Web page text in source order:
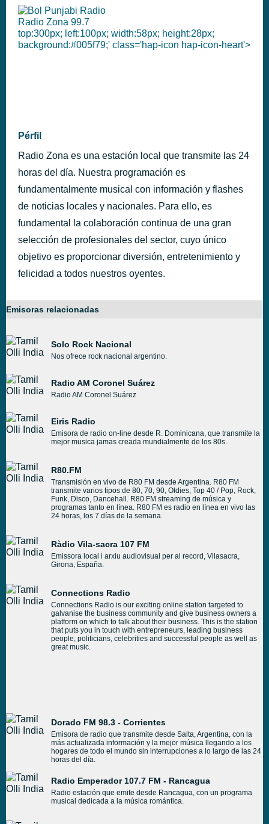
Radio Zona 99.7
top:300px; left:100px; width:58px; height:28px;
background:#005f79;' class='hap-icon hap-icon-heart'>
Pérfil
Radio Zona es una estación local que transmite las 24
horas del día. Nuestra programación es
fundamentalmente musical con información y flashes
de noticias locales y nacionales. Para ello, es
fundamental la colaboración continua de una gran
selección de profesionales del sector, cuyo único
objetivo es proporcionar diversión, entretenimiento y
felicidad a todos nuestros oyentes.
Emisoras relacionadas
Solo Rock Nacional
Nos ofrece rock nacional argentino.
Radio AM Coronel Suárez
Radio AM Coronel Suárez
Eiris Radio
Emisora de radio on-line desde R. Dominicana, que transmite la
mejor musica jamas creada mundialmente de los 80s.
R80.FM
Transmisión en vivo de R80 FM desde Argentina. R80 FM
transmite varios tipos de 80, 70, 90, Oldies, Top 40 / Pop, Rock,
Funk, Disco, Dancehall. R80 FM streaming de música y
programas tanto en línea. R80 FM es radio en línea en vivo las
24 horas, los 7 días de la semana.
Ràdio Vila-sacra 107 FM
Emissora local i arxiu audiovisual per al record, Vilasacra,
Girona, España.
Connections Radio
Connections Radio is our exciting online station targeted to
galvanise the business community and give business owners a
platform on which to talk about their business. This is the station
that puts you in touch with entrepreneurs, leading business
people, politicians, celebrities and successful people as well as
great music.
Dorado FM 98.3 - Corrientes
Emisora de radio que transmite desde Salta, Argentina, con la
más actualizada información y la mejor música llegando a los
hogares de todo el mundo sin interrupciones a lo largo de las 24
horas del día.
Radio Emperador 107.7 FM - Rancagua
Radio estación que emite desde Rancagua, con un programa
musical dedicada a la música romántica.